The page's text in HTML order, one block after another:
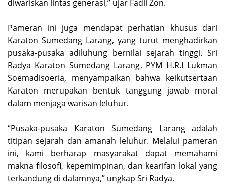
diwariskan lintas generasi,” ujar Fadli Zon.
‎Pameran ini juga mendapat perhatian khusus dari
Karaton Sumedang Larang, yang turut menghadirkan
pusaka-pusaka adiluhung bernilai sejarah tinggi. Sri
Radya Karaton Sumedang Larang, PYM H.R.I Lukman
Soemadisoeria, menyampaikan bahwa keikutsertaan
Karaton merupakan bentuk tanggung jawab moral
dalam menjaga warisan leluhur.
‎“Pusaka-pusaka Karaton Sumedang Larang adalah
titipan sejarah dan amanah leluhur. Melalui pameran
ini, kami berharap masyarakat dapat memahami
makna filosofi, kepemimpinan, dan kearifan lokal yang
terkandung di dalamnya,” ungkap Sri Radya.